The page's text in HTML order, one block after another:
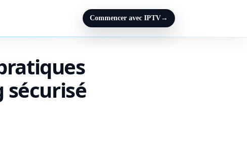
Commencer avec IPTV→
sécurisé